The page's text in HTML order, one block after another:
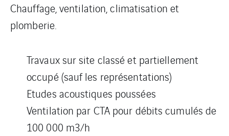
Chauffage, ventilation, climatisation et
plomberie.
Travaux sur site classé et partiellement
occupé (sauf les représentations)
Etudes acoustiques poussées
Ventilation par CTA pour débits cumulés de
100 000 m3/h